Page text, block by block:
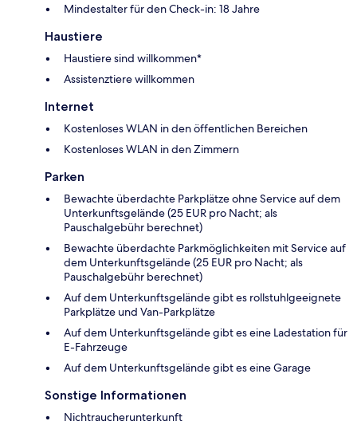
Mindestalter für den Check-in: 18 Jahre
Haustiere
Haustiere sind willkommen*
Assistenztiere willkommen
Internet
Kostenloses WLAN in den öffentlichen Bereichen
Kostenloses WLAN in den Zimmern
Parken
Bewachte überdachte Parkplätze ohne Service auf dem
Unterkunftsgelände (25 EUR pro Nacht; als
Pauschalgebühr berechnet)
Bewachte überdachte Parkmöglichkeiten mit Service auf
dem Unterkunftsgelände (25 EUR pro Nacht; als
Pauschalgebühr berechnet)
Auf dem Unterkunftsgelände gibt es rollstuhlgeeignete
Parkplätze und Van-Parkplätze
Auf dem Unterkunftsgelände gibt es eine Ladestation für
E-Fahrzeuge
Auf dem Unterkunftsgelände gibt es eine Garage
Sonstige Informationen
Nichtraucherunterkunft